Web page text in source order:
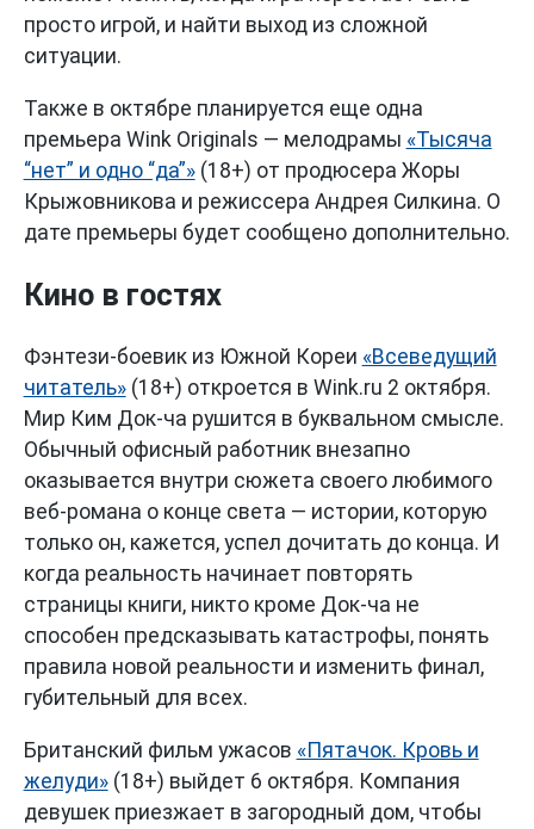
просто игрой, и найти выход из сложной
ситуации.
Также в октябре планируется еще одна
премьера Wink Originals — мелодрамы «Тысяча
“нет” и одно “да”»(18+) от продюсера Жоры
Крыжовникова и режиссера Андрея Силкина. О
дате премьеры будет сообщено дополнительно.
Кино в гостях
Фэнтези-боевик из Южной Кореи «Всеведущий
читатель»(18+) откроется в Wink.ru 2 октября.
Мир Ким Док-ча рушится в буквальном смысле.
Обычный офисный работник внезапно
оказывается внутри сюжета своего любимого
веб-романа о конце света — истории, которую
только он, кажется, успел дочитать до конца. И
когда реальность начинает повторять
страницы книги, никто кроме Док-ча не
способен предсказывать катастрофы, понять
правила новой реальности и изменить финал,
губительный для всех.
Британский фильм ужасов «Пятачок. Кровь и
желуди»(18+) выйдет 6 октября. Компания
девушек приезжает в загородный дом, чтобы